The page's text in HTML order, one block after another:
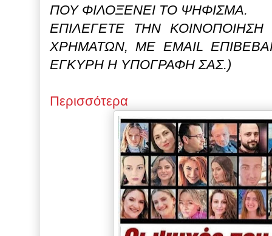
ΠΟΥ ΦΙΛΟΞΕΝΕΙ ΤΟ ΨΗΦΙΣΜΑ.
ΕΠΙΛΕΓΕΤΕ ΤΗΝ
ΧΡΗΜΑΤΩΝ, ΜΕ EMAIL
ΕΓΚΥΡΗ Η ΥΠΟΓΡΑΦΗ ΣΑΣ.)
Περισσότερα